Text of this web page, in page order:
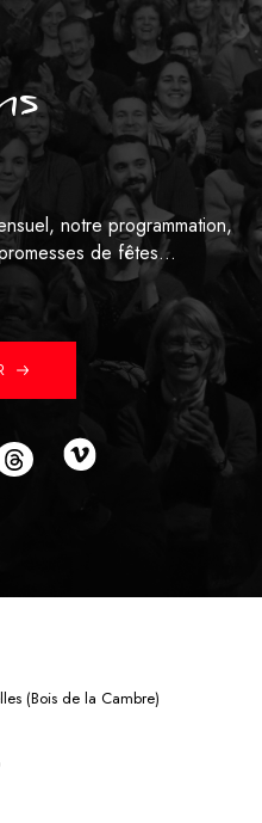
notre programmation,
de fêtes…
(Bois de la Cambre)